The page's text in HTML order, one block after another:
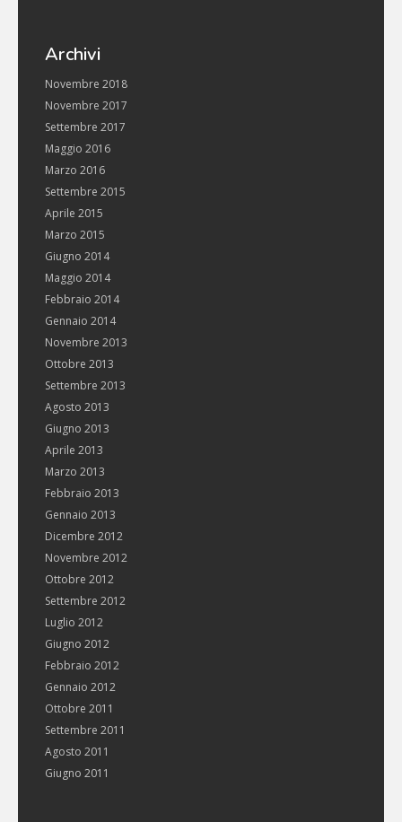
Archivi
Novembre 2018
Novembre 2017
Settembre 2017
Maggio 2016
Marzo 2016
Settembre 2015
Aprile 2015
Marzo 2015
Giugno 2014
Maggio 2014
Febbraio 2014
Gennaio 2014
Novembre 2013
Ottobre 2013
Settembre 2013
Agosto 2013
Giugno 2013
Aprile 2013
Marzo 2013
Febbraio 2013
Gennaio 2013
Dicembre 2012
Novembre 2012
Ottobre 2012
Settembre 2012
Luglio 2012
Giugno 2012
Febbraio 2012
Gennaio 2012
Ottobre 2011
Settembre 2011
Agosto 2011
Giugno 2011